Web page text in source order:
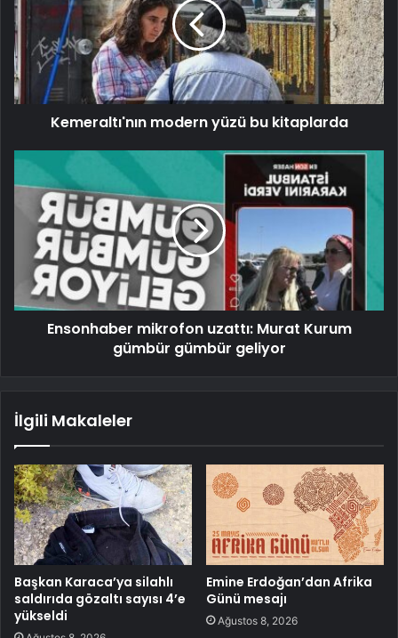
Kemeraltı'nın modern yüzü bu kitaplarda
Ensonhaber mikrofon uzattı: Murat Kurum
gümbür gümbür geliyor
İlgili Makaleler
Başkan Karaca’ya silahlı
saldırıda gözaltı sayısı 4’e
yükseldi
Emine Erdoğan’dan Afrika
Günü mesajı
Ağustos 8, 2026